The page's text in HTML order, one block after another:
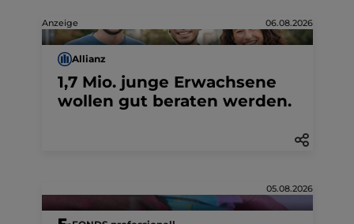
Anzeige 06.08.2026
Allianz
1,7 Mio. junge Erwachsene
wollen gut beraten werden.
05.08.2026